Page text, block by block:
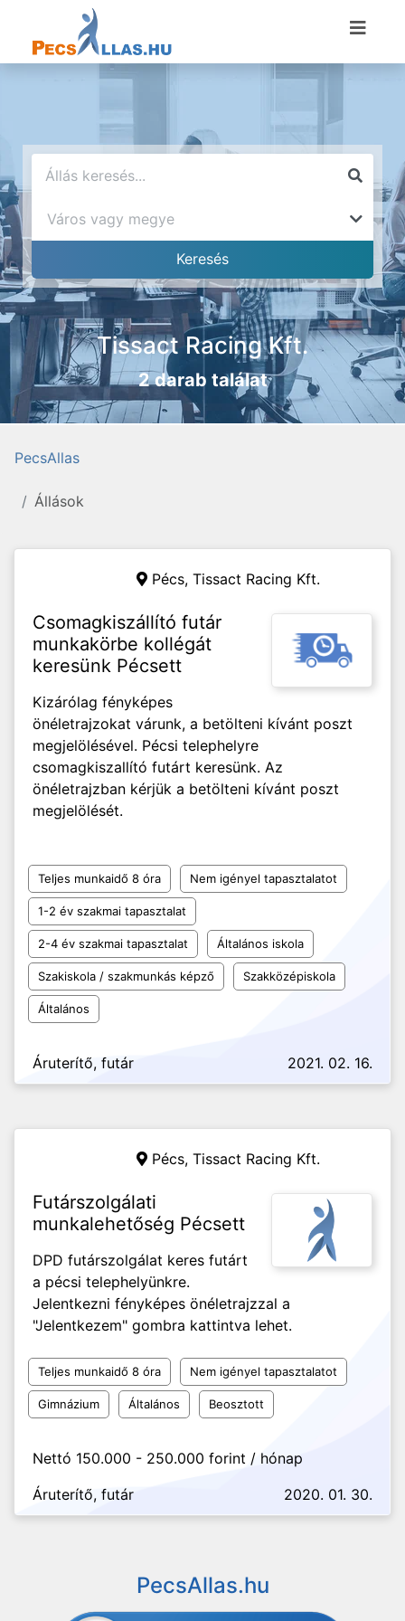
Tissact Racing Kft.
2 darab találat
PecsAllas
Állások
Pécs, Tissact Racing Kft.
Csomagkiszállító futár
munkakörbe kollégát
keresünk Pécsett
Kizárólag fényképes
önéletrajzokat várunk, a betölteni kívánt poszt
megjelölésével. Pécsi telephelyre
csomagkiszallító futárt keresünk. Az
önéletrajzban kérjük a betölteni kívánt poszt
megjelölését.
Teljes munkaidő 8 óra Nem igényel tapasztalatot
1-2 év szakmai tapasztalat
2-4 év szakmai tapasztalat Általános iskola
Szakiskola / szakmunkás képző Szakközépiskola
Általános
Áruterítő, futár 2021. 02. 16.
Pécs, Tissact Racing Kft.
Futárszolgálati
munkalehetőség Pécsett
DPD futárszolgálat keres futárt
a pécsi telephelyünkre.
Jelentkezni fényképes önéletrajzzal a
"Jelentkezem" gombra kattintva lehet.
Teljes munkaidő 8 óra Nem igényel tapasztalatot
Gimnázium Általános Beosztott
Nettó 150.000 - 250.000 forint / hónap
Áruterítő, futár
2020. 01. 30.
PecsAllas.hu